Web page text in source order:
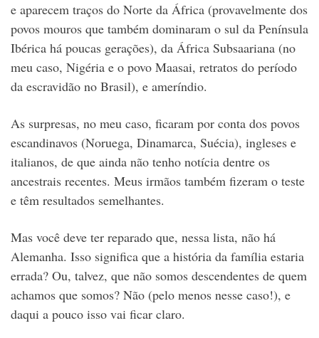
e aparecem traços do Norte da África (provavelmente dos
povos mouros que também dominaram o sul da Península
Ibérica há poucas gerações), da África Subsaariana (no
meu caso, Nigéria e o povo Maasai, retratos do período
da escravidão no Brasil), e ameríndio.
As surpresas, no meu caso, ficaram por conta dos povos
escandinavos (Noruega, Dinamarca, Suécia), ingleses e
italianos, de que ainda não tenho notícia dentre os
ancestrais recentes. Meus irmãos também fizeram o teste
e têm resultados semelhantes.
Mas você deve ter reparado que, nessa lista, não há
Alemanha. Isso significa que a história da família estaria
errada? Ou, talvez, que não somos descendentes de quem
achamos que somos? Não (pelo menos nesse caso!), e
daqui a pouco isso vai ficar claro.